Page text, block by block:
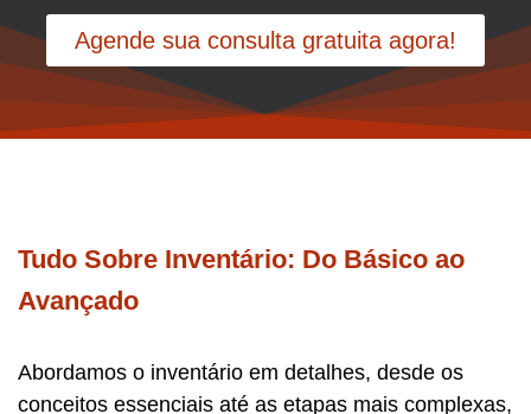
Agende sua consulta gratuita agora!
Tudo Sobre Inventário: Do Básico ao
Avançado
Abordamos o inventário em detalhes, desde os
conceitos essenciais até as etapas mais complexas,